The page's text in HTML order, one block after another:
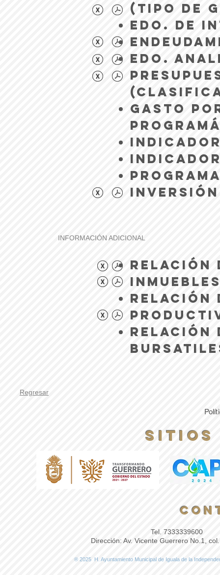
(TIPO DE
EDO. DE
EDO.
GASTO
INVERSIÓN
INFORMACIÓN ADICIONAL
RELACIÓN
RELACIÓN
RELACIÓN
Regresar
Sitios
Tel. 7333339600
Dirección​​​​​: Av. Vicente Guerrero No.1,
® 2025 H. Ayuntamiento Municipal de Iguala de la